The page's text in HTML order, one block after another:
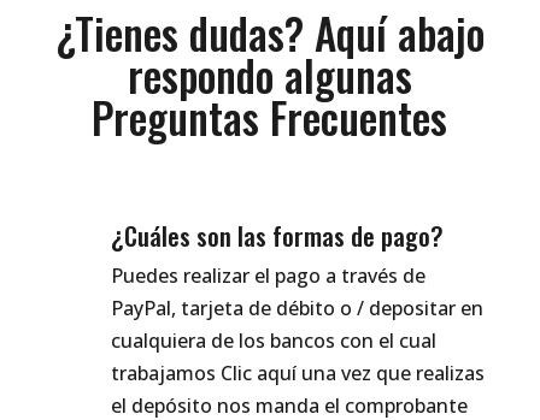
¿Tienes dudas? Aquí abajo
respondo algunas
Preguntas Frecuentes
¿Cuáles son las formas de pago?
Puedes realizar el pago a través de
PayPal, tarjeta de débito o / depositar en
cualquiera de los bancos con el cual
trabajamos Clic aquí una vez que realizas
el depósito nos manda el comprobante